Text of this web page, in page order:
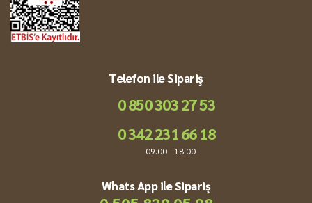
Telefon ile Sipariş
0 850 303 27 53
0 342 231 66 18
09.00 - 18.00
Whats App ile Sipariş